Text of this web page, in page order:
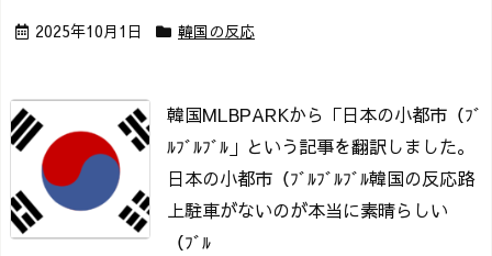
2025年10月1日 韓国の反応
韓国MLBPARKから「日本の小都市（ﾌﾞ
ﾙﾌﾞﾙﾌﾞﾙ」という記事を翻訳しました。
日本の小都市（ﾌﾞﾙﾌﾞﾙﾌﾞﾙ韓国の反応路
上駐車がないのが本当に素晴らしい
（ﾌﾞﾙ